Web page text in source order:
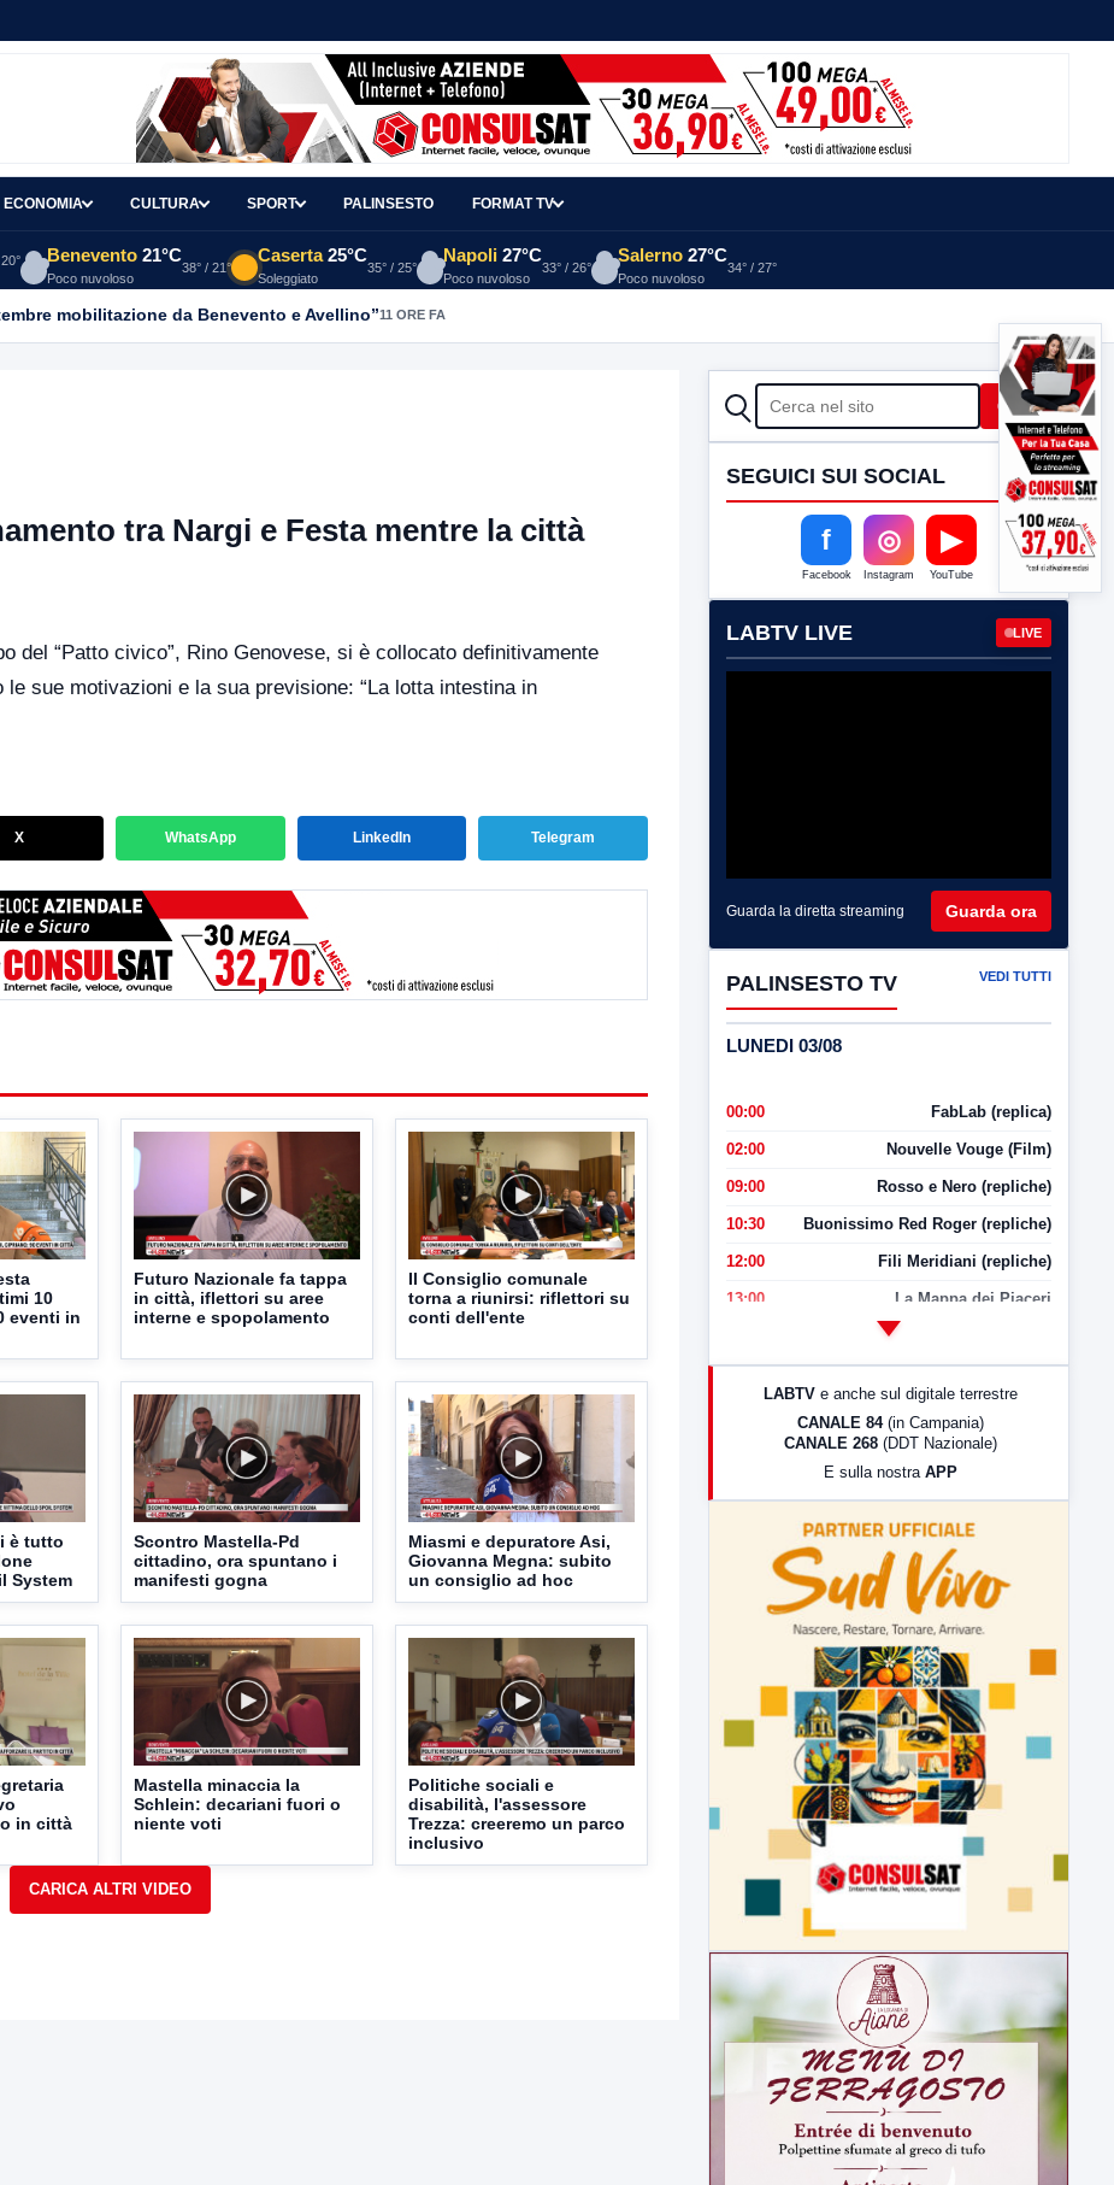
ECONOMIA CULTURA SPORT PALINSESTO FORMAT TV
Benevento 21°C
Poco nuvoloso
38° / 21°
Caserta 25°C
Soleggiato
35° / 25°
Napoli 27°C
Poco nuvoloso
33° / 26°
Salerno 27°C
Poco nuvoloso
34° / 27°
mobilitazione da Benevento e Avellino”11 ORE FA
tra Nargi e Festa mentre la città
del “Patto civico”, Rino Genovese, si è collocato definitivamente
sue motivazioni e la sua previsione: “La lotta intestina in
X WhatsApp LinkedIn Telegram
10
eventi in
Futuro Nazionale fa tappa
in città, iflettori su aree
interne e spopolamento
Il Consiglio comunale
torna a riunirsi: riflettori su
conti dell'ente
è tutto
System
Scontro Mastella-Pd
cittadino, ora spuntano i
manifesti gogna
Miasmi e depuratore Asi,
Giovanna Megna: subito
un consiglio ad hoc
in città
Mastella minaccia la
Schlein: decariani fuori o
niente voti
Politiche sociali e
disabilità, l'assessore
Trezza: creeremo un parco
inclusivo
CERCA Cerca
SEGUICI SUI SOCIAL
f
Facebook
◎
Instagram
▶
YouTube
LABTV LIVE LIVE
Guarda la diretta streaming Guarda ora
PALINSESTO TV VEDI TUTTI
LUNEDI 03/08
00:00 FabLab (replica)
02:00 Nouvelle Vouge (Film)
09:00 Rosso e Nero (repliche)
10:30 Buonissimo Red Roger (repliche)
12:00 Fili Meridiani (repliche)
13:00 La Mappa dei Piaceri
LabNews (Diretta)
LabNews (replica)
LABTV e anche sul digitale terrestre
CANALE 84 (in Campania)
CANALE 268 (DDT Nazionale)
E sulla nostra APP